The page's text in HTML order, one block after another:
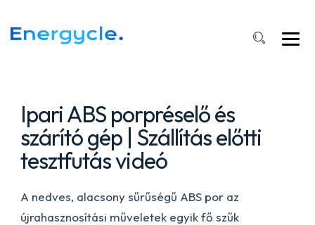
Nézze
meg
Ipari ABS porpréselő és
szárító gép | Szállítás előtti
tesztfutás videó
A nedves, alacsony sűrűségű ABS por az
újrahasznosítási műveletek egyik fő szűk